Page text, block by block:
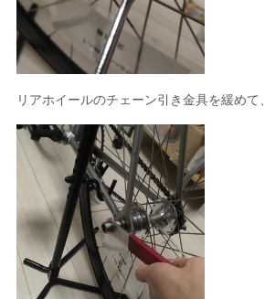
リアホイールのチェーン引き金具を緩めて、